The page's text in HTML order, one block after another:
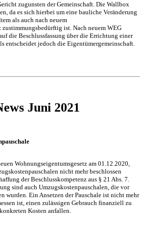
zugunsten der Gemeinschaft. Die Wallbox
da es sich hierbei um eine bauliche Veränderung
als auch nach neuem
zustimmungsbedürftig ist. Nach neuem WEG
die Beschlussfassung über die Errichtung einer
entscheidet jedoch die Eigentümergemeinschaft.
Juni 2021
Wohnungseigentumsgesetz am 01.12.2020,
nicht mehr beschlossen
der Beschlusskompetenz aus § 21 Abs. 7.
sind auch Umzugskosten­pauschalen, die vor
wurden. Ein Ansetzen der Pauschale ist nicht mehr
ist, einen zulässigen Gebrauch finanziell zu
Kosten anfallen.